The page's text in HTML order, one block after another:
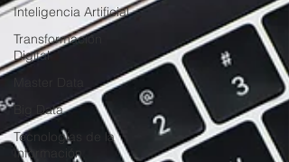
Inteligencia Artificial
Transformación
Digital
Big Data
Tecnologías de la
Información